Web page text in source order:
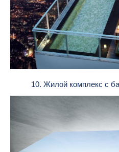
10. Жилой комплекс с